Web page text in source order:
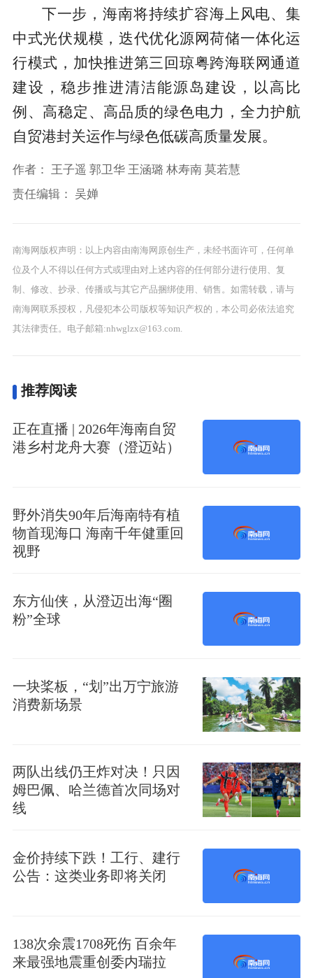
下一步，海南将持续扩容海上风电、集
中式光伏规模，迭代优化源网荷储一体化运
行模式，加快推进第三回琼粤跨海联网通道
建设，稳步推进清洁能源岛建设，以高比
例、高稳定、高品质的绿色电力，全力护航
自贸港封关运作与绿色低碳高质量发展。
作者： 王子遥 郭卫华 王涵璐 林寿南 莫若慧
责任编辑： 吴婵
南海网版权声明：以上内容由南海网原创生产，未经书面许可，任何单
位及个人不得以任何方式或理由对上述内容的任何部分进行使用、复
制、修改、抄录、传播或与其它产品捆绑使用、销售。如需转载，请与
南海网联系授权，凡侵犯本公司版权等知识产权的，本公司必依法追究
其法律责任。电子邮箱:nhwglzx@163.com.
推荐阅读
正在直播 | 2026年海南自贸
港乡村龙舟大赛（澄迈站）
野外消失90年后海南特有植
物首现海口 海南千年健重回
视野
东方仙侠，从澄迈出海“圈
粉”全球
一块桨板，“划”出万宁旅游
消费新场景
两队出线仍王炸对决！只因
姆巴佩、哈兰德首次同场对
线
金价持续下跌！工行、建行
公告：这类业务即将关闭
138次余震1708死伤 百余年
来最强地震重创委内瑞拉